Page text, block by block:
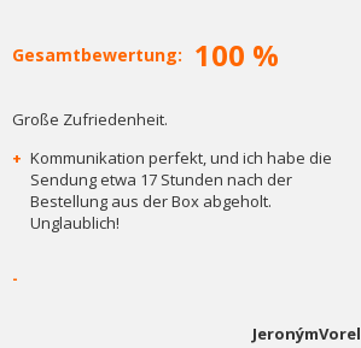
Gesamtbewertung: 100 %
Große Zufriedenheit.
+ Kommunikation perfekt, und ich habe die
Sendung etwa 17 Stunden nach der
Bestellung aus der Box abgeholt.
Unglaublich!
-
JeronýmVorel